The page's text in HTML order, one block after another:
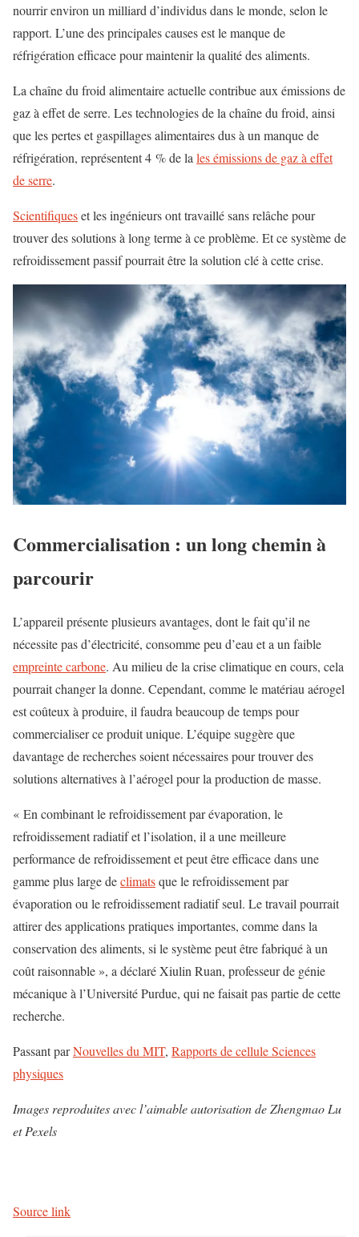
nourrir environ un milliard d’individus dans le monde, selon le
rapport. L’une des principales causes est le manque de
réfrigération efficace pour maintenir la qualité des aliments.
La chaîne du froid alimentaire actuelle contribue aux émissions de
gaz à effet de serre. Les technologies de la chaîne du froid, ainsi
que les pertes et gaspillages alimentaires dus à un manque de
réfrigération, représentent 4 % de la les émissions de gaz à effet
de serre.
Scientifiqueset les ingénieurs ont travaillé sans relâche pour
trouver des solutions à long terme à ce problème. Et ce système de
refroidissement passif pourrait être la solution clé à cette crise.
Commercialisation : un long chemin à
parcourir
L’appareil présente plusieurs avantages, dont le fait qu’il ne
nécessite pas d’électricité, consomme peu d’eau et a un faible
empreinte carbone. Au milieu de la crise climatique en cours, cela
pourrait changer la donne. Cependant, comme le matériau aérogel
est coûteux à produire, il faudra beaucoup de temps pour
commercialiser ce produit unique. L’équipe suggère que
davantage de recherches soient nécessaires pour trouver des
solutions alternatives à l’aérogel pour la production de masse.
« En combinant le refroidissement par évaporation, le
refroidissement radiatif et l’isolation, il a une meilleure
performance de refroidissement et peut être efficace dans une
gamme plus large declimatsque le refroidissement par
évaporation ou le refroidissement radiatif seul. Le travail pourrait
attirer des applications pratiques importantes, comme dans la
conservation des aliments, si le système peut être fabriqué à un
coût raisonnable », a déclaré Xiulin Ruan, professeur de génie
mécanique à l’Université Purdue, qui ne faisait pas partie de cette
recherche.
Passant parNouvelles du MIT, Rapports de cellule Sciences
physiques
Images reproduites avec l’aimable autorisation de Zhengmao Lu
et Pexels
Source link